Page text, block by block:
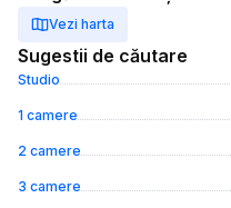
Vezi harta
Sugestii de căutare
Studio
1 camere
2 camere
3 camere